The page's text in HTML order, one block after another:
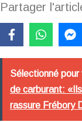
Partager
Sélectionné pour
de carburant:
rassure Frébory